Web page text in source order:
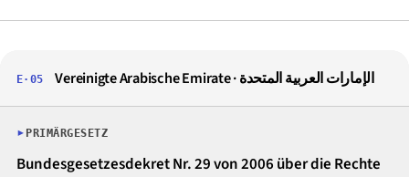
E·05 Vereinigte Arabische Emirate ·الإمارات العربية المتحدة
PRIMÄRGESETZ
Bundesgesetzesdekret Nr. 29 von 2006 über die Rechte